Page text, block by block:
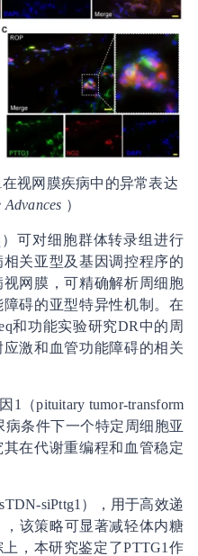
视网膜疾病中的异常表达
Advances ）
可对细胞群体转录组进行
关亚型及基因调控程序的
网膜，可精确解析周细胞
碍的亚型特异性机制。在
和功能实验研究DR中的周
激和血管功能障碍的相关
1（pituitary tumor-transform
病条件下一个特定周细胞亚
在代谢重编程和血管稳定
siPttg1），用于高效递
该策略可显著减轻体内糖
，本研究鉴定了PTTG1作